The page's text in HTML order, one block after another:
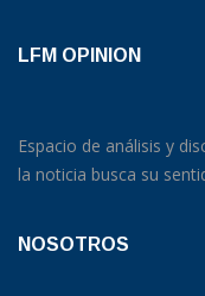
LFM OPINION
Espacio de análisis y
la noticia busca su
NOSOTROS